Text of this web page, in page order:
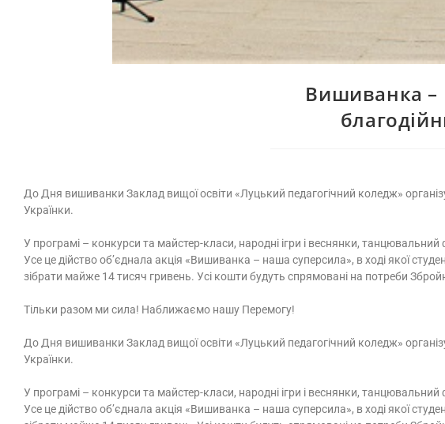
Вишиванка –
До Дня вишиванки Заклад вищої освіти «Луцький педагогічний коледж»
Українки.
У програмі – конкурси та майстер-класи, народні ігри і веснянки,
Усе це дійство об’єднала акція «Вишиванка – наша суперсила», в ході якої
зібрати майже 14 тисяч гривень. Усі кошти будуть спрямовані на потреби
Тільки разом ми сила! Наближаємо нашу Перемогу!
До Дня вишиванки Заклад вищої освіти «Луцький педагогічний коледж»
Українки.
У програмі – конкурси та майстер-класи, народні ігри і веснянки,
Усе це дійство об’єднала акція «Вишиванка – наша суперсила», в ході якої